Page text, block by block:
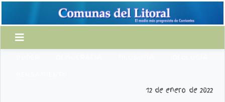
12 de enero de 2022